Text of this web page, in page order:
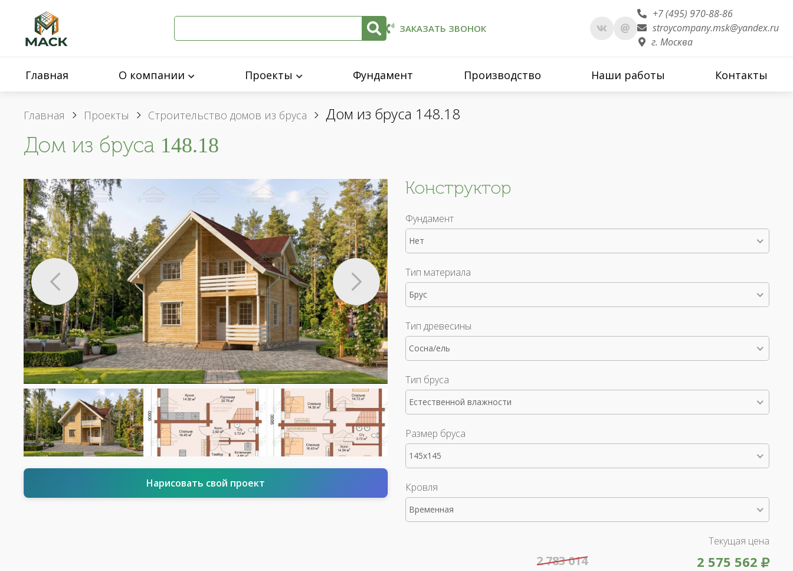
ЗАКАЗАТЬ ЗВОНОК
+7 (495) 970-88-86
stroycompany.msk@yandex.ru
г. Москва
Главная О компании Проекты Фундамент Производство Наши работы Контакты
Главная Проекты Строительство домов из бруса Дом из бруса 148.18
Дом из бруса 148.18
Нарисовать свой проект
Конструктор
Фундамент
Нет
Тип материала
Брус
Тип древесины
Сосна/ель
Тип бруса
Естественной влажности
Размер бруса
145x145
Кровля
Временная
Текущая цена
2 575 562
2 783 014